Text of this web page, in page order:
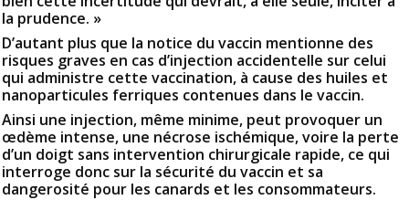
la prudence. »
D’autant plus que la notice du vaccin mentionne des
risques graves en cas d’injection accidentelle sur celui
qui administre cette vaccination, à cause des huiles et
nanoparticules ferriques contenues dans le vaccin.
Ainsi une injection, même minime, peut provoquer un
œdème intense, une nécrose ischémique, voire la perte
d’un doigt sans intervention chirurgicale rapide, ce qui
interroge donc sur la sécurité du vaccin et sa
dangerosité pour les canards et les consommateurs.